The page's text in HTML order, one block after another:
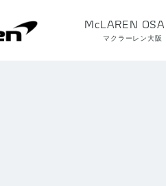
McLAREN
マクラーレン大阪